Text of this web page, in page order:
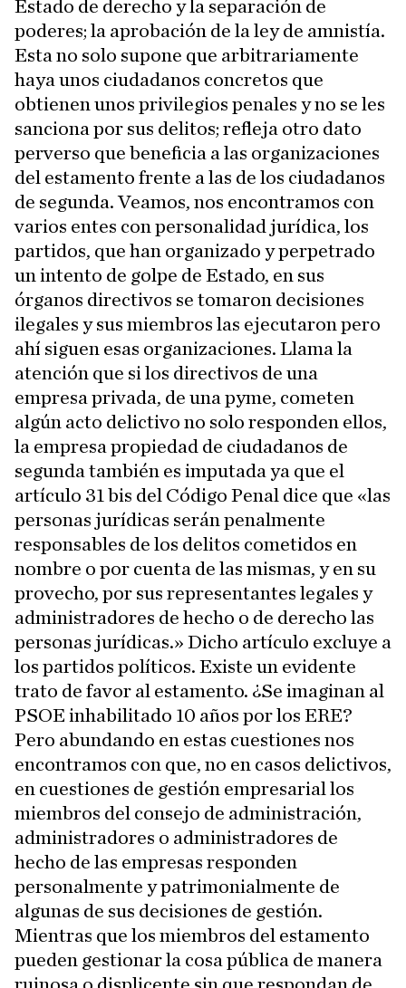
Estado de derecho y la separación de
poderes; la aprobación de la ley de amnistía.
Esta no solo supone que arbitrariamente
haya unos ciudadanos concretos que
obtienen unos privilegios penales y no se les
sanciona por sus delitos; refleja otro dato
perverso que beneficia a las organizaciones
del estamento frente a las de los ciudadanos
de segunda. Veamos, nos encontramos con
varios entes con personalidad jurídica, los
partidos, que han organizado y perpetrado
un intento de golpe de Estado, en sus
órganos directivos se tomaron decisiones
ilegales y sus miembros las ejecutaron pero
ahí siguen esas organizaciones. Llama la
atención que si los directivos de una
empresa privada, de una pyme, cometen
algún acto delictivo no solo responden ellos,
la empresa propiedad de ciudadanos de
segunda también es imputada ya que el
artículo 31 bis del Código Penal dice que «las
personas jurídicas serán penalmente
responsables de los delitos cometidos en
nombre o por cuenta de las mismas, y en su
provecho, por sus representantes legales y
administradores de hecho o de derecho las
personas jurídicas.» Dicho artículo excluye a
los partidos políticos. Existe un evidente
trato de favor al estamento. ¿Se imaginan al
PSOE inhabilitado 10 años por los ERE?
Pero abundando en estas cuestiones nos
encontramos con que, no en casos delictivos,
en cuestiones de gestión empresarial los
miembros del consejo de administración,
administradores o administradores de
hecho de las empresas responden
personalmente y patrimonialmente de
algunas de sus decisiones de gestión.
Mientras que los miembros del estamento
pueden gestionar la cosa pública de manera